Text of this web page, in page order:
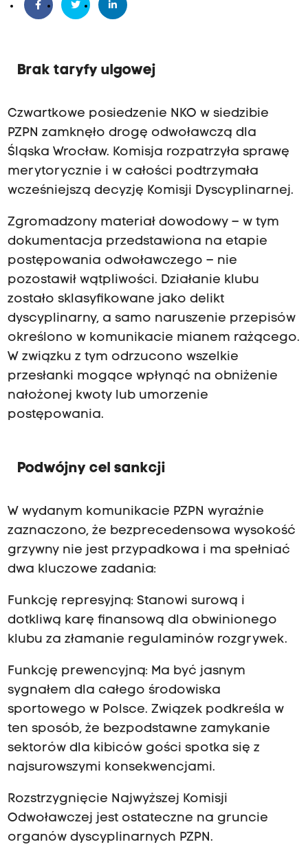
Brak taryfy ulgowej
Czwartkowe posiedzenie NKO w siedzibie
PZPN zamknęło drogę odwoławczą dla
Śląska Wrocław. Komisja rozpatrzyła sprawę
merytorycznie i w całości podtrzymała
wcześniejszą decyzję Komisji Dyscyplinarnej.
Zgromadzony materiał dowodowy – w tym
dokumentacja przedstawiona na etapie
postępowania odwoławczego – nie
pozostawił wątpliwości. Działanie klubu
zostało sklasyfikowane jako delikt
dyscyplinarny, a samo naruszenie przepisów
określono w komunikacie mianem rażącego.
W związku z tym odrzucono wszelkie
przesłanki mogące wpłynąć na obniżenie
nałożonej kwoty lub umorzenie
postępowania.
Podwójny cel sankcji
W wydanym komunikacie PZPN wyraźnie
zaznaczono, że bezprecedensowa wysokość
grzywny nie jest przypadkowa i ma spełniać
dwa kluczowe zadania:
Funkcję represyjną: Stanowi surową i
dotkliwą karę finansową dla obwinionego
klubu za złamanie regulaminów rozgrywek.
Funkcję prewencyjną: Ma być jasnym
sygnałem dla całego środowiska
sportowego w Polsce. Związek podkreśla w
ten sposób, że bezpodstawne zamykanie
sektorów dla kibiców gości spotka się z
najsurowszymi konsekwencjami.
Rozstrzygnięcie Najwyższej Komisji
Odwoławczej jest ostateczne na gruncie
organów dyscyplinarnych PZPN.
a
N
:
n
s
z
e
n
i
a
b
y
ł
y
r
e
i
P
i
ł
o
ż
n
e
j
o
d
b
y
ł
o
o
s
i
e
z
e
n
i
a
ż
s
z